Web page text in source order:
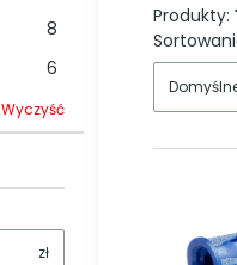
8
6
Wyczyść
zł
Produkty: